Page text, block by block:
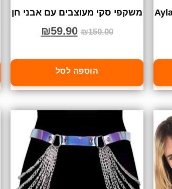
משקפי סקי מעוצבים עם אבני חן
₪150.00
₪59.90
הוספה לסל